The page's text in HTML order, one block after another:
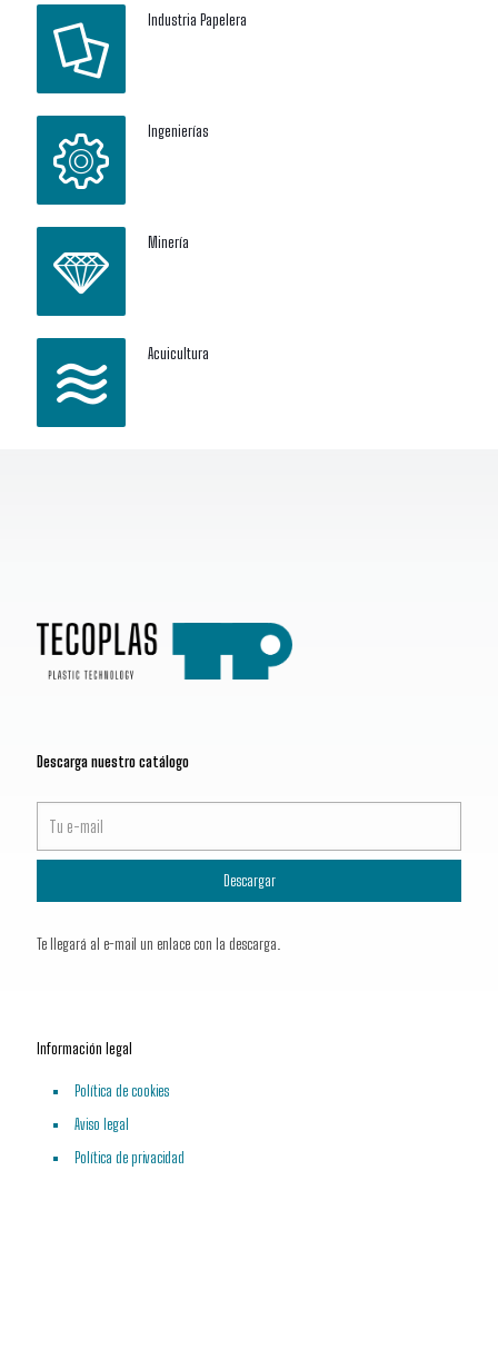
Industria Papelera
Ingenierías
Minería
Acuicultura
Descarga nuestro catálogo
Te llegará al e-mail un enlace con la descarga.
Información legal
Política de cookies
Aviso legal
Política de privacidad